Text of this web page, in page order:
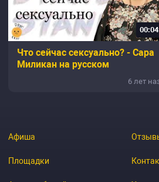
Что сейчас сексуально? - Сара
Миликан на русском
6 лет
Афиша
Площадки